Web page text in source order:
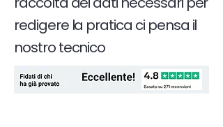
redigere la pratica ci pensa il
nostro tecnico